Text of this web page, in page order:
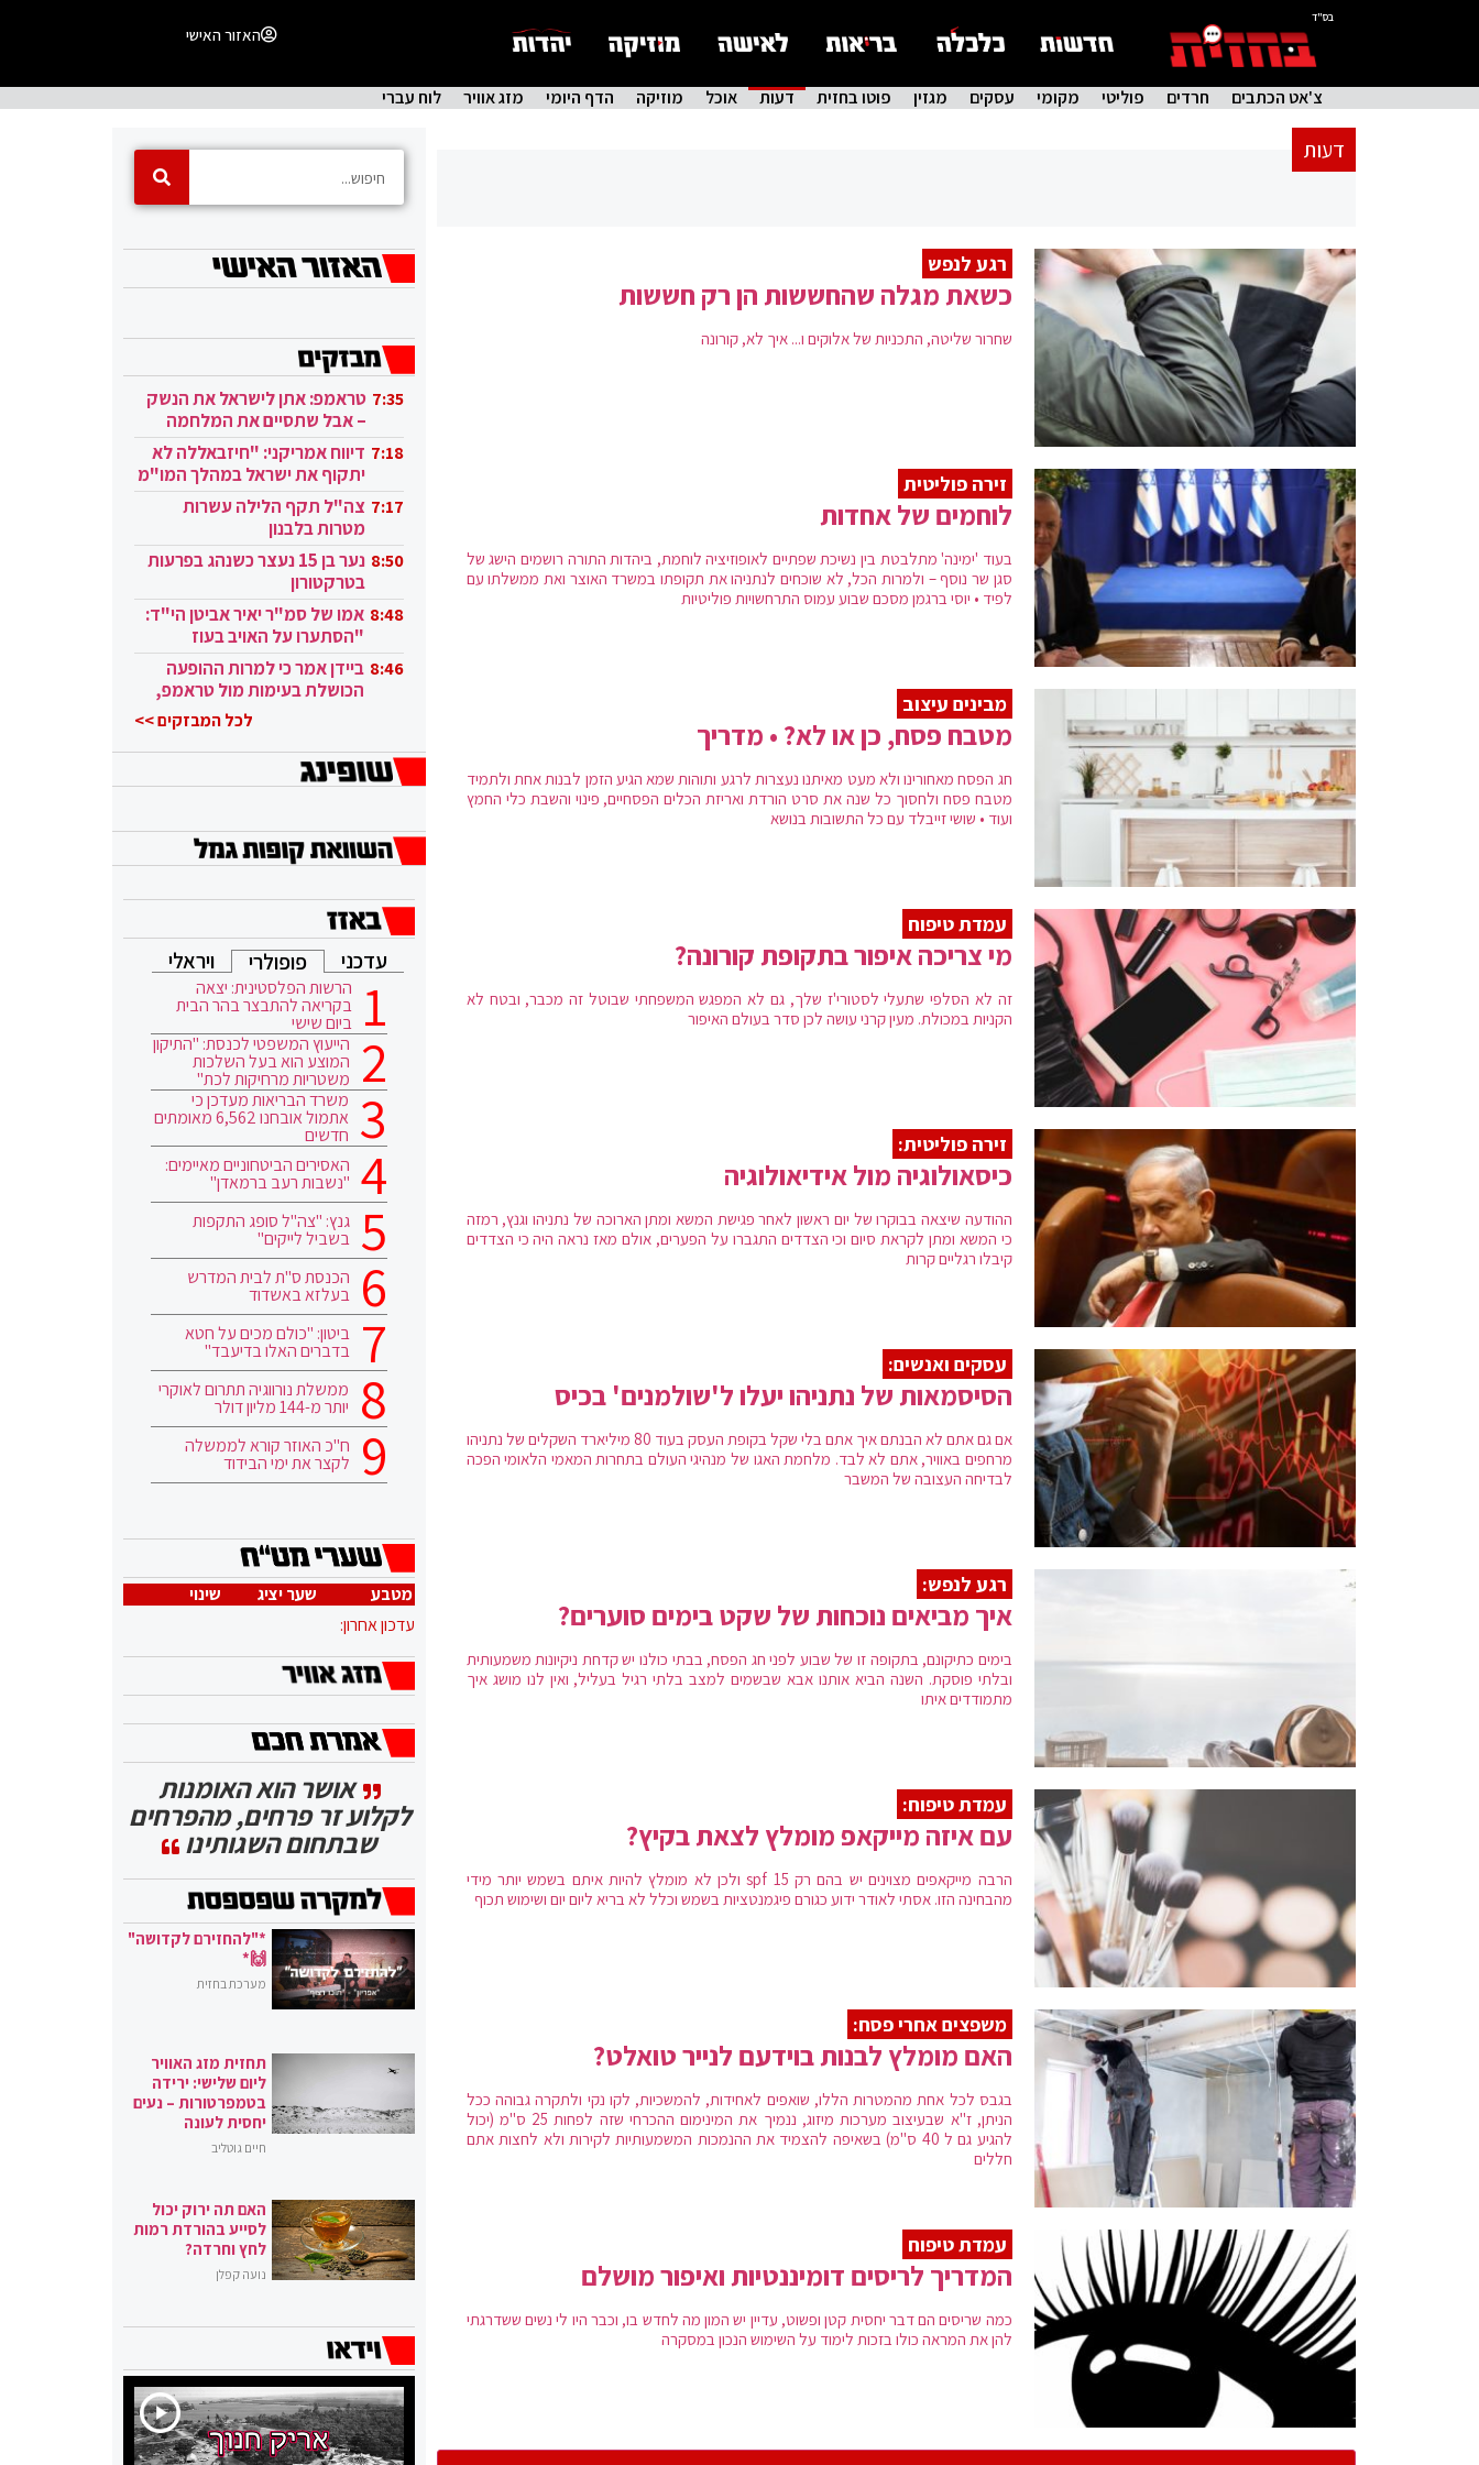
בס"ד
האזור האישי
צ'אט הכתבים חרדים פוליטי מקומי עסקים מגזין פוטו בחזית דעות אוכל מוזיקה הדף היומי מזג אוויר לוח עברי
דעות
רגע לנפש
כשאת מגלה שהחששות הן רק חששות
שחרור שליטה, התכניות של אלוקים ו... איך לא, קורונה
זירה פוליטית
לוחמים של אחדות
בעוד 'ימינה' מתלבטת בין נשיכת שפתיים לאופוזיציה לוחמת, ביהדות התורה רושמים הישג של
סגן שר נוסף – ולמרות הכל, לא שוכחים לנתניהו את תקופתו במשרד האוצר ואת ממשלתו עם
לפיד • יוסי ברגמן מסכם שבוע עמוס התרחשויות פוליטיות
מבינים עיצוב
מטבח פסח, כן או לא? • מדריך
חג הפסח מאחורינו ולא מעט מאיתנו נעצרות לרגע ותוהות שמא הגיע הזמן לבנות אחת ולתמיד
מטבח פסח ולחסוך כל שנה את סרט הורדת ואריזת הכלים הפסחיים, פינוי והשבת כלי החמץ
ועוד • שושי זייבלד עם כל התשובות בנושא
עמדת טיפוח
מי צריכה איפור בתקופת קורונה?
זה לא הסלפי שתעלי לסטורי'ז שלך, גם לא המפגש המשפחתי שבוטל זה מכבר, ובטח לא
הקניות במכולת. מעין קרני עושה לכן סדר בעולם האיפור
זירה פוליטית:
כיסאולוגיה מול אידיאולוגיה
ההודעה שיצאה בבוקרו של יום ראשון לאחר פגישת המשא ומתן הארוכה של נתניהו וגנץ, רמזה
כי המשא ומתן לקראת סיום וכי הצדדים התגברו על הפערים, אולם מאז נראה היה כי הצדדים
קיבלו רגליים קרות
עסקים ואנשים:
הסיסמאות של נתניהו יעלו ל'שולמנים' בכיס
אם גם אתם לא הבנתם איך אתם בלי שקל בקופת העסק בעוד 80 מיליארד השקלים של נתניהו
מרחפים באוויר, אתם לא לבד. מלחמת האגו של מנהיגי העולם בתחרות המאמי הלאומי הפכה
לבדיחה העצובה של המשבר
רגע לנפש:
איך מביאים נוכחות של שקט בימים סוערים?
בימים כתיקונם, בתקופה זו של שבוע לפני חג הפסח, בבתי כולנו יש קדחת ניקיונות משמעותית
ובלתי פוסקת. השנה הביא אותנו אבא שבשמים למצב בלתי רגיל בעליל, ואין לנו מושג איך
מתמודדים איתו
עמדת טיפוח:
עם איזה מייקאפ מומלץ לצאת בקיץ?
הרבה מייקאפים מצוינים יש בהם רק 15 spf ולכן לא מומלץ להיות איתם בשמש יותר מידי
מהבחינה הזו. אסתי לאודר ידוע כגורם פיגמנטציות בשמש וכלל לא בריא ליום יום ושימוש תכוף
משפצים אחרי פסח:
האם מומלץ לבנות בוידעם לנייר טואלט?
בגבס לכל אחת מהמטרות הללו, שואפים לאחידות, להמשכיות, לקו נקי ולתקרה גבוהה ככל
הניתן, ז"א שבעיצוב מערכות מיזוג, ננמיך את המינימום ההכרחי שזה לפחות 25 ס"מ (יכול
להגיע גם ל 40 ס"מ) בשאיפה להצמיד את ההנמכות המשמעותיות לקירות ולא לחצות אתם
חללים
עמדת טיפוח
המדריך לריסים דומיננטיות ואיפור מושלם
כמה שריסים הם דבר יחסית קטן ופשוט, עדיין יש המון מה לחדש בו, וכבר היו לי נשים ששדרגתי
להן את המראה כולו בזכות לימוד על השימוש הנכון במסקרה
7:35 טראמפ: אתן לישראל את הנשק
– אבל שתסיים את המלחמה
בעזה 7:18 דיווח אמריקני: "חיזבאללה לא
יתקוף את ישראל במהלך המו"מ
בקטאר" 7:17 צה"ל תקף הלילה עשרות
מטרות בלבנון
8:50
נער בן 15 נעצר כשנהג בפרעות
בטרקטורון
8:48 אמו של סמ"ר יאיר אביטן הי"ד:
"הסתערו על האויב בעוז
ובגבורה" 8:46 ביידן אמר כי למרות ההופעה
הכושלת בעימות מול טראמפ,
לכל המבזקים >>
עדכני פופולרי ויראלי
הרשות הפלסטינית: יצאה
בקריאה להתבצר בהר הבית
ביום שישי
הייעוץ המשפטי לכנסת: "התיקון
המוצע הוא בעל השלכות
משטריות מרחיקות לכת"
משרד הבריאות מעדכן כי
אתמול אובחנו 6,562 מאומתים
חדשים
האסירים הביטחוניים מאיימים:
"נשבות רעב ברמאדן"
גנץ: "צה"ל סופג התקפות
בשביל לייקים"
הכנסת ס"ת לבית המדרש
בעלזא באשדוד
ביטון: "כולם מכים על חטא
בדברים האלו בדיעבד"
ממשלת נורווגיה תתרום לאוקרי
יותר מ-144 מליון דולר
ח"כ האוזר קורא לממשלה
לקצר את ימי הבידוד
מטבע שער יציג
שינוי
עדכון אחרון:
אושר הוא האומנות
לקלוע זר פרחים, מהפרחים
שבתחום השגותינו
*"להחזירם לקדושה"
🙌*
מערכת בחזית
תחזית מזג האוויר
ליום שלישי: ירידה
בטמפרטורות – נעים
יחסית לעונה
חיים גוטליב
האם תה ירוק יכול
לסייע בהורדת רמות
לחץ וחרדה?
נועה קפלן